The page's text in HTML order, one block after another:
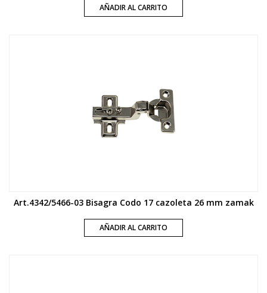
AÑADIR AL CARRITO
Art.4342/5466-03 Bisagra Codo 17 cazoleta 26 mm zamak
AÑADIR AL CARRITO